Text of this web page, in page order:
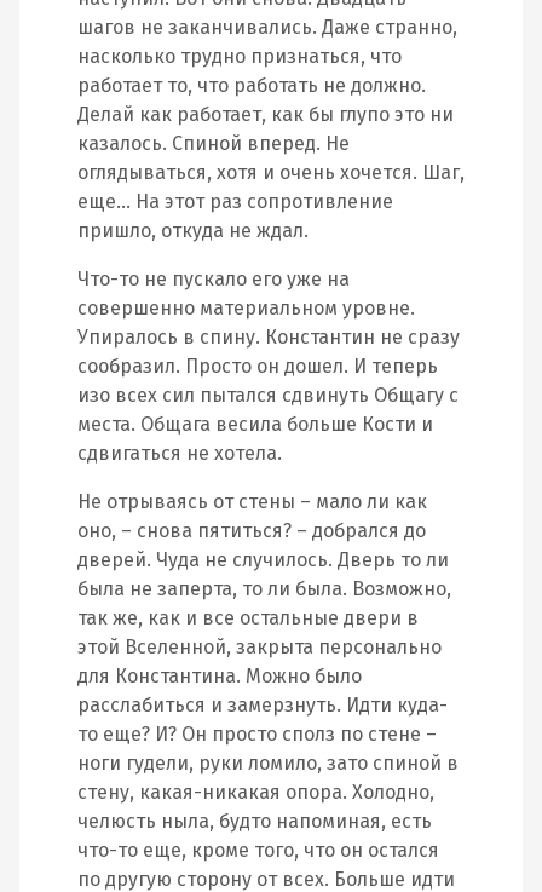
шагов не заканчивались. Даже странно,
насколько трудно признаться, что
работает то, что работать не должно.
Делай как работает, как бы глупо это ни
казалось. Спиной вперед. Не
оглядываться, хотя и очень хочется. Шаг,
еще… На этот раз сопротивление
пришло, откуда не ждал.
Что-то не пускало его уже на
совершенно материальном уровне.
Упиралось в спину. Константин не сразу
сообразил. Просто он дошел. И теперь
изо всех сил пытался сдвинуть Общагу с
места. Общага весила больше Кости и
сдвигаться не хотела.
Не отрываясь от стены – мало ли как
оно, – снова пятиться? – добрался до
дверей. Чуда не случилось. Дверь то ли
была не заперта, то ли была. Возможно,
так же, как и все остальные двери в
этой Вселенной, закрыта персонально
для Константина. Можно было
расслабиться и замерзнуть. Идти куда-
то еще? И? Он просто сполз по стене –
ноги гудели, руки ломило, зато спиной в
стену, какая-никакая опора. Холодно,
челюсть ныла, будто напоминая, есть
что-то еще, кроме того, что он остался
по другую сторону от всех. Больше идти